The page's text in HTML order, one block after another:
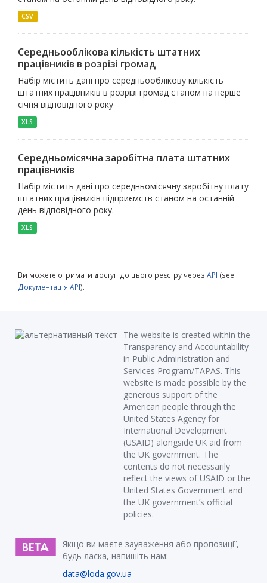
CSV
Середньооблікова кількість штатних
працівників в розрізі громад
Набір містить дані про середньооблікову кількість
штатних працівників в розрізі громад станом на перше
січня відповідного року
XLS
Середньомісячна заробітна плата штатних
працівників
Набір містить дані про середньомісячну заробітну плату
штатних працівників підприємств станом на останній
день відповідного року.
XLS
Ви можете отримати доступ до цього реєстру через API (see
Документація API).
The website is created within the
Transparency and Accountability
in Public Administration and
Services Program/TAPAS. This
website is made possible by the
generous support of the
American people through the
United States Agency for
International Development
(USAID) alongside UK aid from
the UK government. The
contents do not necessarily
reflect the views of USAID or the
United States Government and
the UK government’s official
policies.
Якщо ви маєте зауваження або пропозиції,
будь ласка, напишіть нам:
data@loda.gov.ua